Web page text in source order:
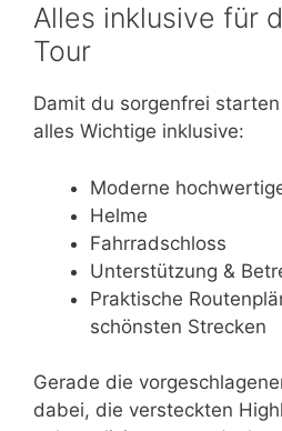
Alles inklusive für
Tour
Damit du sorgenfrei
alles Wichtige inklusive:
Moderne
Helme
Fahrradschloss
Unterstützung &
Praktische
schönsten Strecken
Gerade die
dabei, die versteckten